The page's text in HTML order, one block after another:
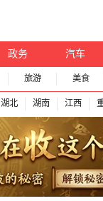
政务 汽车
旅游 美食
湖北 湖南 江西